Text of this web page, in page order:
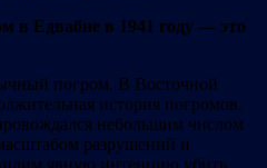
в Едвабне в 1941 году — это
погром. В Восточной
история погромов.
небольшим числом
разрушений и